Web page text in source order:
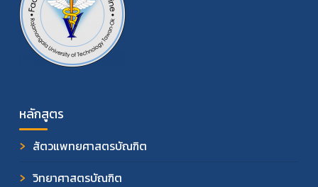
หลักสูตร
สัตวแพทยศาสตรบัณฑิต
วิทยาศาสตรบัณฑิต